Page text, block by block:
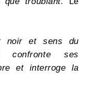
noir et sens du
confronte ses
et interroge la